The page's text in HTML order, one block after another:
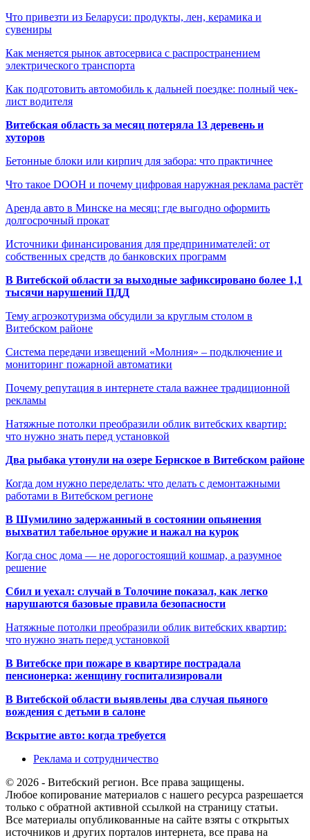
Что привезти из Беларуси: продукты, лен, керамика и
сувениры
Как меняется рынок автосервиса с распространением
электрического транспорта
Как подготовить автомобиль к дальней поездке: полный чек-
лист водителя
Витебская область за месяц потеряла 13 деревень и
хуторов
Бетонные блоки или кирпич для забора: что практичнее
Что такое DOOH и почему цифровая наружная реклама растёт
Аренда авто в Минске на месяц: где выгодно оформить
долгосрочный прокат
Источники финансирования для предпринимателей: от
собственных средств до банковских программ
В Витебской области за выходные зафиксировано более 1,1
тысячи нарушений ПДД
Тему агроэкотуризма обсудили за круглым столом в
Витебском районе
Система передачи извещений «Молния» – подключение и
мониторинг пожарной автоматики
Почему репутация в интернете стала важнее традиционной
рекламы
Натяжные потолки преобразили облик витебских квартир:
что нужно знать перед установкой
Два рыбака утонули на озере Бернское в Витебском районе
Когда дом нужно переделать: что делать с демонтажными
работами в Витебском регионе
В Шумилино задержанный в состоянии опьянения
выхватил табельное оружие и нажал на курок
Когда снос дома — не дорогостоящий кошмар, а разумное
решение
Сбил и уехал: случай в Толочине показал, как легко
нарушаются базовые правила безопасности
Натяжные потолки преобразили облик витебских квартир:
что нужно знать перед установкой
В Витебске при пожаре в квартире пострадала
пенсионерка: женщину госпитализировали
В Витебской области выявлены два случая пьяного
вождения с детьми в салоне
Вскрытие авто: когда требуется
Реклама и сотрудничество
© 2026 - Витебский регион. Все права защищены.
Любое копирование материалов с нашего ресурса разрешается
только с обратной активной ссылкой на страницу статьи.
Все материалы опубликованные на сайте взяты с открытых
источников и других порталов интернета, все права на